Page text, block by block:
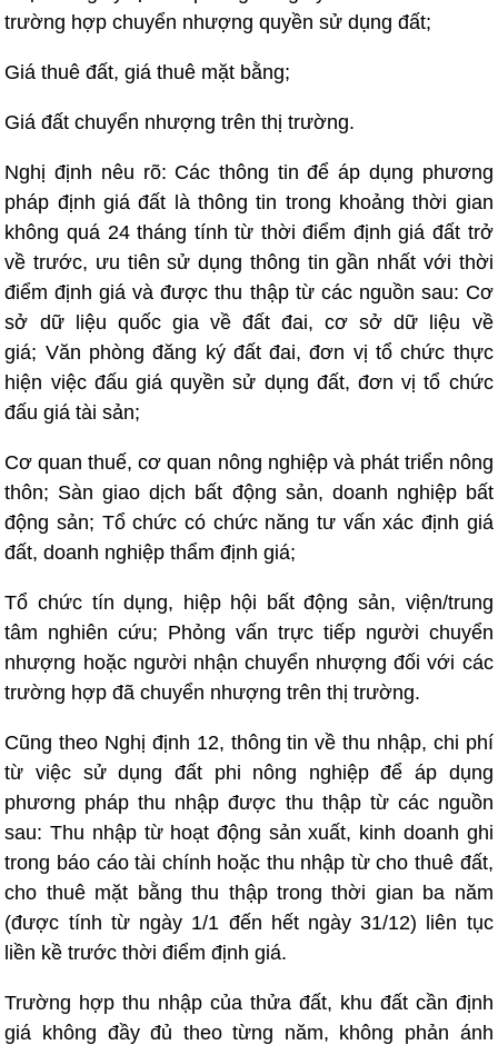
trường hợp chuyển nhượng quyền sử dụng đất;
Giá thuê đất, giá thuê mặt bằng;
Giá đất chuyển nhượng trên thị trường.
Nghị định nêu rõ: Các thông tin để áp dụng phương
pháp định giá đất là thông tin trong khoảng thời gian
không quá 24 tháng tính từ thời điểm định giá đất trở
về trước, ưu tiên sử dụng thông tin gần nhất với thời
điểm định giá và được thu thập từ các nguồn sau: Cơ
sở dữ liệu quốc gia về đất đai, cơ sở dữ liệu về
giá; Văn phòng đăng ký đất đai, đơn vị tổ chức thực
hiện việc đấu giá quyền sử dụng đất, đơn vị tổ chức
đấu giá tài sản;
Cơ quan thuế, cơ quan nông nghiệp và phát triển nông
thôn; Sàn giao dịch bất động sản, doanh nghiệp bất
động sản; Tổ chức có chức năng tư vấn xác định giá
đất, doanh nghiệp thẩm định giá;
Tổ chức tín dụng, hiệp hội bất động sản, viện/trung
tâm nghiên cứu; Phỏng vấn trực tiếp người chuyển
nhượng hoặc người nhận chuyển nhượng đối với các
trường hợp đã chuyển nhượng trên thị trường.
Cũng theo Nghị định 12, thông tin về thu nhập, chi phí
từ việc sử dụng đất phi nông nghiệp để áp dụng
phương pháp thu nhập được thu thập từ các nguồn
sau: Thu nhập từ hoạt động sản xuất, kinh doanh ghi
trong báo cáo tài chính hoặc thu nhập từ cho thuê đất,
cho thuê mặt bằng thu thập trong thời gian ba năm
(được tính từ ngày 1/1 đến hết ngày 31/12) liên tục
liền kề trước thời điểm định giá.
Trường hợp thu nhập của thửa đất, khu đất cần định
giá không đầy đủ theo từng năm, không phản ánh